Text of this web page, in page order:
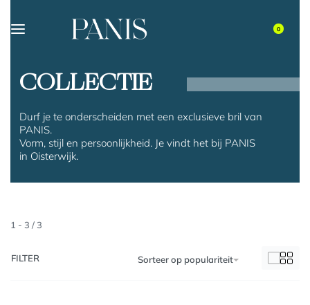
0
COLLECTIE
Durf je te onderscheiden met een exclusieve bril van
PANIS.
Vorm, stijl en persoonlijkheid. Je vindt het bij PANIS
in Oisterwijk.
1 - 3 /3
Sorteer op populariteit
FILTER